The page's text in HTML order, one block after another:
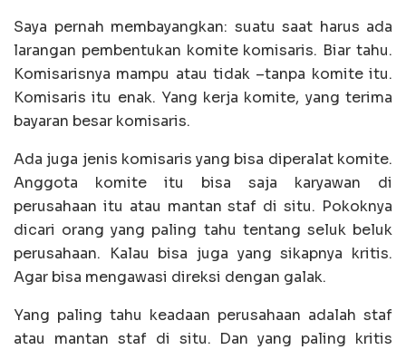
Saya pernah membayangkan: suatu saat harus ada
larangan pembentukan komite komisaris. Biar tahu.
Komisarisnya mampu atau tidak –tanpa komite itu.
Komisaris itu enak. Yang kerja komite, yang terima
bayaran besar komisaris.
Ada juga jenis komisaris yang bisa diperalat komite.
Anggota komite itu bisa saja karyawan di
perusahaan itu atau mantan staf di situ. Pokoknya
dicari orang yang paling tahu tentang seluk beluk
perusahaan. Kalau bisa juga yang sikapnya kritis.
Agar bisa mengawasi direksi dengan galak.
Yang paling tahu keadaan perusahaan adalah staf
atau mantan staf di situ. Dan yang paling kritis